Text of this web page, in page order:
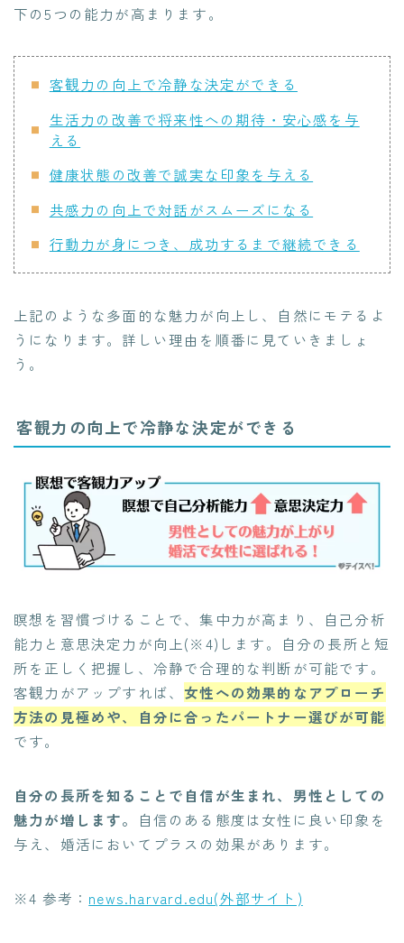
下の5つの能力が高まります。
客観力の向上で冷静な決定ができる
生活力の改善で将来性への期待・安心感を与
える
健康状態の改善で誠実な印象を与える
共感力の向上で対話がスムーズになる
行動力が身につき、成功するまで継続できる
上記のような多面的な魅力が向上し、自然にモテるよ
うになります。詳しい理由を順番に見ていきましょ
う。
客観力の向上で冷静な決定ができる
瞑想を習慣づけることで、集中力が高まり、自己分析
能力と意思決定力が向上(※4)します。自分の長所と短
所を正しく把握し、冷静で合理的な判断が可能です。
客観力がアップすれば、 女性への効果的なアプローチ
方法の見極めや、自分に合ったパートナー選びが可能
です。
自分の長所を知ることで自信が生まれ、男性としての
魅力が増します。
自信のある態度は女性に良い印象を
与え、婚活においてプラスの効果があります。
※4 参考： news.harvard.edu(外部サイト)